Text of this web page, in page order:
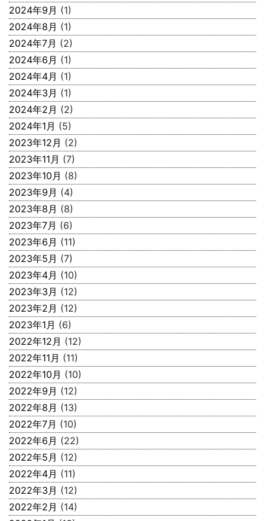
2024年9月 (1)
2024年8月 (1)
2024年7月 (2)
2024年6月 (1)
2024年4月 (1)
2024年3月 (1)
2024年2月 (2)
2024年1月 (5)
2023年12月 (2)
2023年11月 (7)
2023年10月 (8)
2023年9月 (4)
2023年8月 (8)
2023年7月 (6)
2023年6月 (11)
2023年5月 (7)
2023年4月 (10)
2023年3月 (12)
2023年2月 (12)
2023年1月 (6)
2022年12月 (12)
2022年11月 (11)
2022年10月 (10)
2022年9月 (12)
2022年8月 (13)
2022年7月 (10)
2022年6月 (22)
2022年5月 (12)
2022年4月 (11)
2022年3月 (12)
2022年2月 (14)